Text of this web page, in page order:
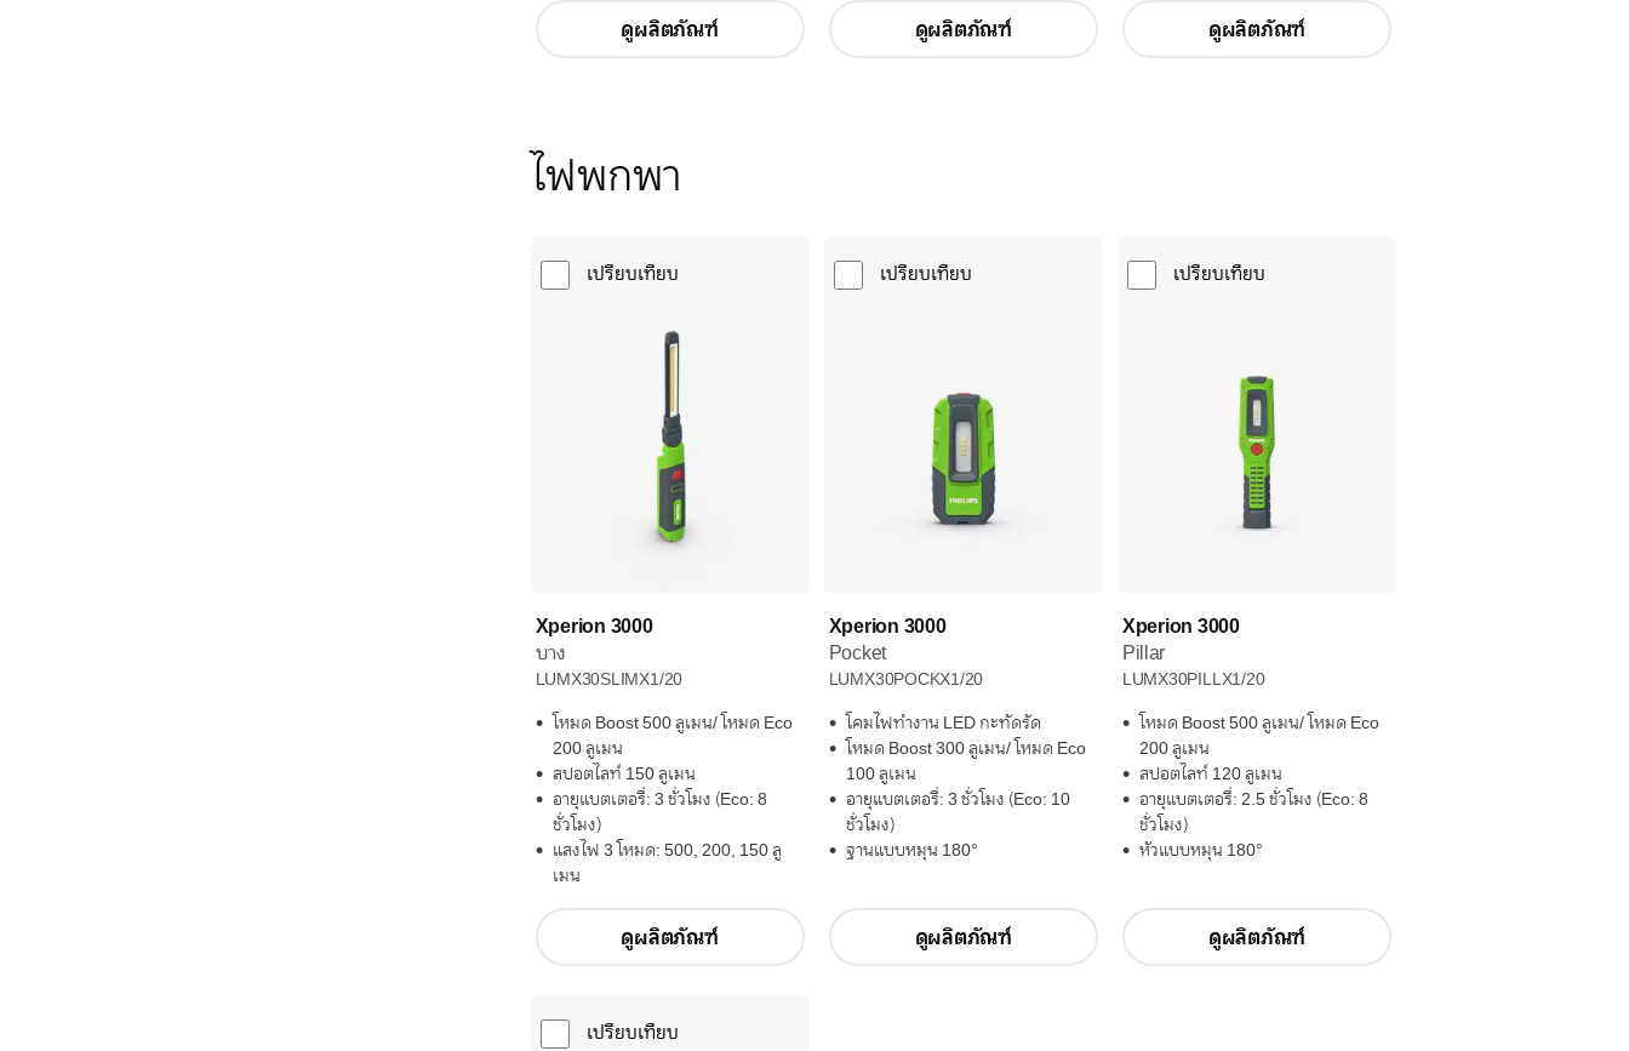
ดูผลิตภัณฑ์ ดูผลิตภัณฑ์ ดูผลิตภัณฑ์
ไฟพกพา
เปรียบเทียบ
Xperion 3000
บาง
LUMX30SLIMX1/20
โหมด Boost 500 ลูเมน/ โหมด Eco
200 ลูเมน
สปอตไลท์ 150 ลูเมน
อายุแบตเตอรี่: 3 ชั่วโมง (Eco: 8
ชั่วโมง)
แสงไฟ 3 โหมด: 500, 200, 150 ลู
เมน
ดูผลิตภัณฑ์
เปรียบเทียบ
Xperion 3000
Pocket
LUMX30POCKX1/20
โคมไฟทำงาน LED กะทัดรัด
โหมด Boost 300 ลูเมน/ โหมด Eco
100 ลูเมน
อายุแบตเตอรี่: 3 ชั่วโมง (Eco: 10
ชั่วโมง)
ฐานแบบหมุน 180°
ดูผลิตภัณฑ์
เปรียบเทียบ
Xperion 3000
Pillar
LUMX30PILLX1/20
โหมด Boost 500 ลูเมน/ โหมด Eco
200 ลูเมน
สปอตไลท์ 120 ลูเมน
อายุแบตเตอรี่: 2.5 ชั่วโมง (Eco: 8
ชั่วโมง)
หัวแบบหมุน 180°
ดูผลิตภัณฑ์
เปรียบเทียบ